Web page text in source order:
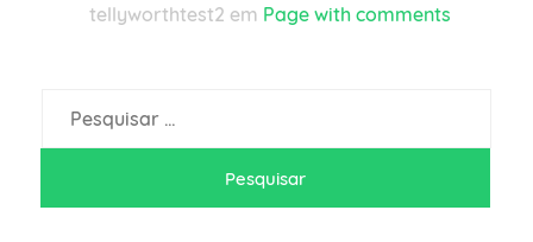
tellyworthtest2 em Page with comments
por: